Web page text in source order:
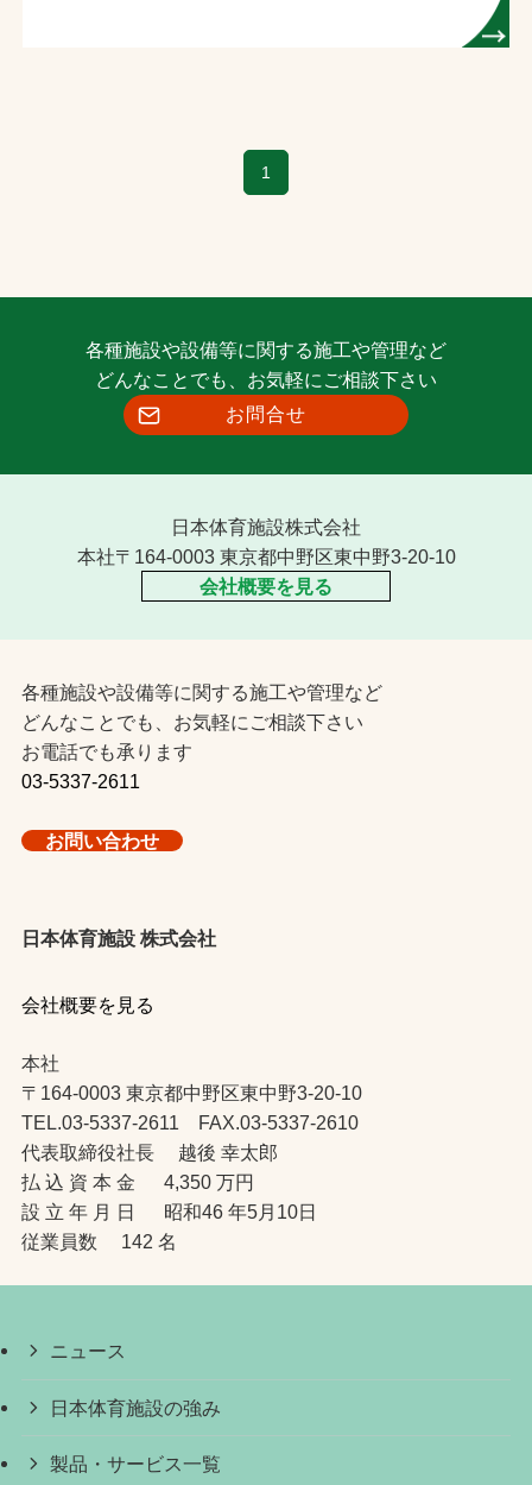
1
各種施設や設備等に関する施工や管理など
どんなことでも、お気軽にご相談下さい
お問合せ
日本体育施設株式会社
本社〒164-0003 東京都中野区東中野3-20-10
会社概要を見る
各種施設や設備等に関する施工や管理など
どんなことでも、お気軽にご相談下さい
お電話でも承ります
03-5337-2611
お問い合わせ
日本体育施設 株式会社
会社概要を見る
本社
〒164-0003 東京都中野区東中野3-20-10
TEL.03-5337-2611 FAX.03-5337-2610
代表取締役社長 越後 幸太郎
払 込 資 本 金 4,350 万円
設 立 年 月 日 昭和46 年5月10日
従業員数 142 名
ニュース
日本体育施設の強み
製品・サービス一覧